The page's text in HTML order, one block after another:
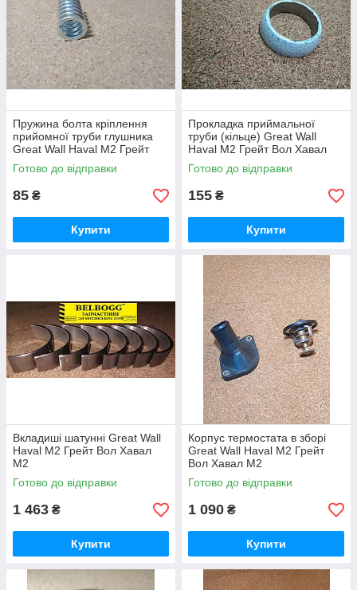
Пружина болта кріплення
прийомної труби глушника
Great Wall Haval M2 Грейт
Вол Хавал М2
Готово до відправки
85 ₴
Купити
Прокладка приймальної
труби (кільце) Great Wall
Haval M2 Грейт Вол Хавал
М2
Готово до відправки
155 ₴
Купити
Вкладиші шатунні Great Wall
Haval M2 Грейт Вол Хавал
М2
Готово до відправки
1 463 ₴
Купити
Корпус термостата в зборі
Great Wall Haval M2 Грейт
Вол Хавал М2
Готово до відправки
1 090 ₴
Купити